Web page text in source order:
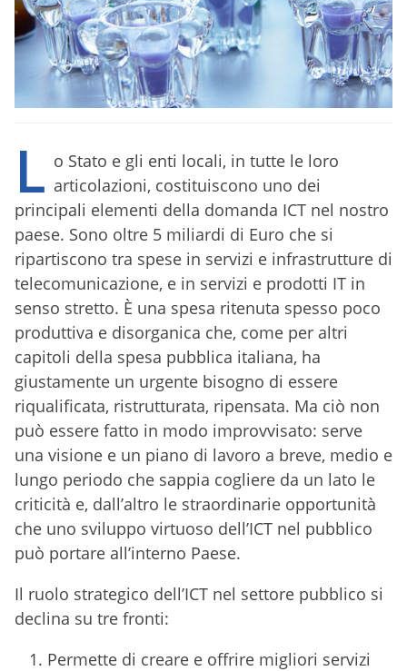
L o Stato e gli enti locali, in tutte le loro
articolazioni, costituiscono uno dei
principali elementi della domanda ICT nel nostro
paese. Sono oltre 5 miliardi di Euro che si
ripartiscono tra spese in servizi e infrastrutture di
telecomunicazione, e in servizi e prodotti IT in
senso stretto. È una spesa ritenuta spesso poco
produttiva e disorganica che, come per altri
capitoli della spesa pubblica italiana, ha
giustamente un urgente bisogno di essere
riqualificata, ristrutturata, ripensata. Ma ciò non
può essere fatto in modo improvvisato: serve
una visione e un piano di lavoro a breve, medio e
lungo periodo che sappia cogliere da un lato le
criticità e, dall’altro le straordinarie opportunità
che uno sviluppo virtuoso dell’ICT nel pubblico
può portare all’interno Paese.
Il ruolo strategico dell’ICT nel settore pubblico si
declina su tre fronti:
Permette di creare e offrire migliori servizi